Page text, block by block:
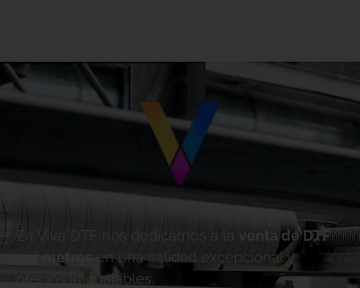
En Viva DTF nos dedicamos a la
venta de DTF
por metros
en una calidad excepcional y
precios inigualables.